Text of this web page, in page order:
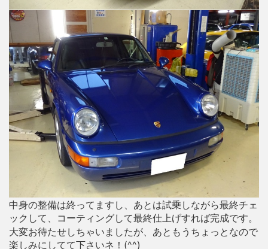
中身の整備は終ってますし、あとは試乗しながら最終チェ
ックして、コーティングして最終仕上げすれば完成です。
大変お待たせしちゃいましたが、あともうちょっとなので
楽しみにしてて下さいネ！(^^)